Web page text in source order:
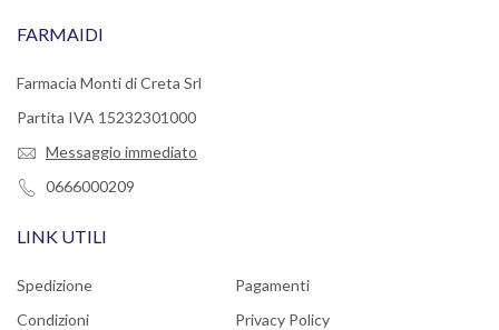
FARMAIDI
Farmacia Monti di Creta Srl
Partita IVA 15232301000
Messaggio immediato
0666000209
LINK UTILI
Spedizione
Pagamenti
Condizioni
Privacy Policy